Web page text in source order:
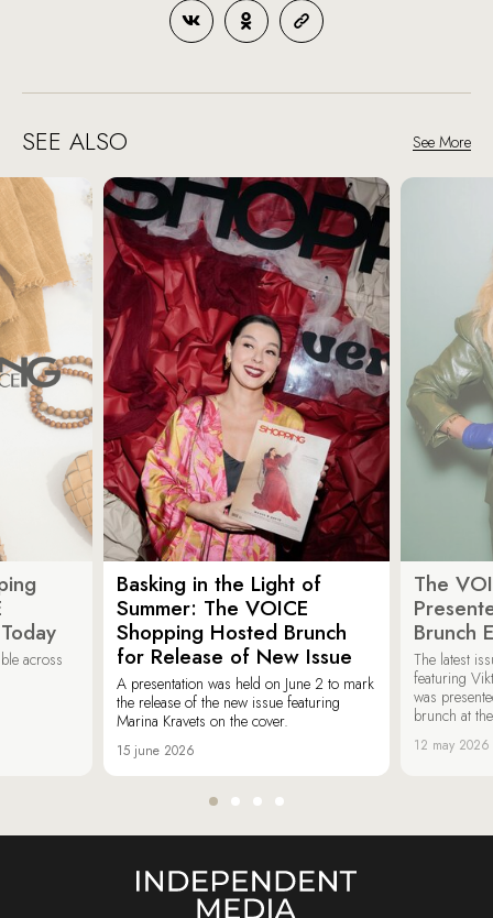
SEE ALSO See More
across
Basking in the Light of
Summer: The VOICE
Shopping Hosted Brunch
for Release of New Issue
A presentation was held on June 2 to mark
the release of the new issue featuring
Marina Kravets on the cover.
15 june 2026
The
Brunch
The latest
featuring
was
brunch at
12 may 2026